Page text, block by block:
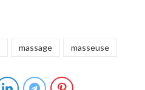
massage masseuse